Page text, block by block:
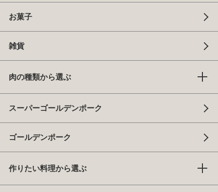
お菓子
雑貨
肉の種類から選ぶ
スーパーゴールデンポーク
ゴールデンポーク
作りたい料理から選ぶ